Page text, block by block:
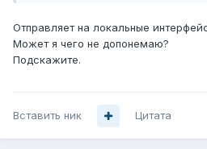
Отправляет на локальные
Может я чего не допонемаю?
Подскажите.
Вставить ник Цитата